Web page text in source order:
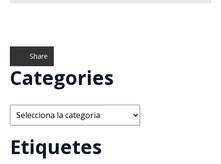
Share
Categories
Categories
Etiquetes